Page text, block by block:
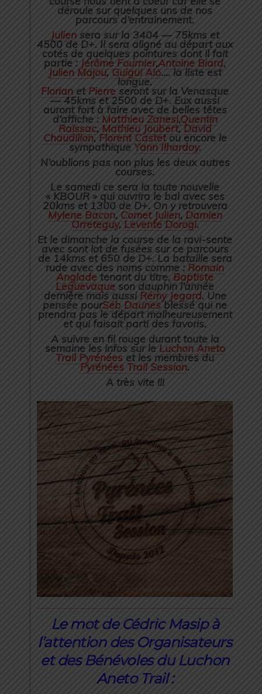
déroule sur quelques uns de nos
parcours d’entrainement.
Juliensera sur la 3404 — 75kms et
4500 de D+. Il sera aligné au départ aux
cotés de quelques pointures dont il fait
partie : Jérôme Fournier,Antoine Biard,
Julien Majou,Guigui Aio…. la liste est
longue.
Florian et Pierre seront sur la Venasque
— 45kms et 2500 de D+. Eux aussi
auront fort à faire avec de belles têtes
d’affiche : Matthieu Zanesi,Quentin
Raïssac, Mathieu Joubert,David
Chaudillon,Florent Castetou encore le
sympathiqueYann Ilhardoy.
N’oublions pas non plus les deux autres
courses.
Le samedi ce sera la toute nouvelle
« KBOUR » qui ouvrira le bal avec ses
20kms et 1300 de D+. On y retrouvera
Mylene Bacon, Comet Julien, Damien
Orreteguy,Levente Dorogi.
Et le dimanche la course de la ravi-sente
avec sont lot de fusées sur ce parcours
de 14kms et 650 de D+. La bataille sera
rude avec des noms comme : Romain
Anglade tenant du titre, Baptiste
Leguevaque son dauphin l’année
dernière mais aussi Rémy Jegard. Une
pensée pourSéb Daunesblessé qui ne
prendra pas le départ malheureusement
et qui faisait parti des favoris.
A suivre en fil rouge durant toute la
semaine les infos sur le Luchon Aneto
Trail Pyrénées et les membres du
Pyrénées Trail Session.
A très vite !!!
Le mot de Cédric Masip à
l’attention des Organisateurs
et des Bénévoles du Luchon
Aneto Trail :